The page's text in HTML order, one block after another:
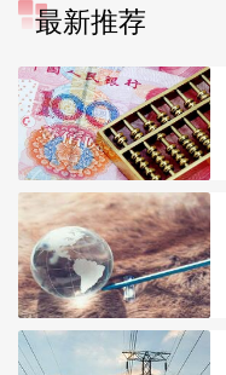
最新推荐